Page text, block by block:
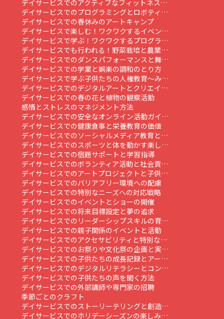
デイサービスでのアクティブなフィットネス…
デイサービスでのプログラミングとロボティ…
デイサービスでの春休みのアートキャンプ
デイサービスで楽しむ！ワクワクするイベン…
デイサービスで学ぶ！ワクワクするプログラ…
デイサービスでも行われる！野菜栽培と農業…
デイサービスでのダンスパフォーマンスと舞…
デイサービスでの学業と娯楽の調和のとり方
デイサービスで学ぶ子供たちの人権教育～み…
デイサービスでのデジタルアートとクリエイ…
デイサービスでの春の花と植物の観察活動
感情とストレスのマネジメント方法
デイサービスでの安全なオンライン活動ガイ…
デイサービスでの健康食事と栄養教育の価値
デイサービスでのソーシャルメディア教育と…
デイサービスでのスポーツと体を動かす楽し…
デイサービスでの宿題サポートと学習指導
デイサービスでのボランティア活動と社会貢…
デイサービスでのアートプロジェクトと子供…
デイサービスでのバリアフリー環境への配慮
デイサービスでの特別なニーズへの対応戦略
デイサービスでのイベントとショーの開催
デイサービスでの将来目標設定と夢の追求
デイサービスでのリーダーシップスキルの育…
デイサービスでの親子関係のイベントと活動
デイサービスでのアクセサビリティと特別な…
デイサービスでのお祭りや文化祭の企画と実…
デイサービスでの子供たちの成長記録とアー…
デイサービスでのデジタルリテラシーとコン…
デイサービスでの子供たちの声を聞く方法
デイサービスでの外部講師や専門家の招聘
季節ごとのクラフト
デイサービスでのストーリーテリングと創造…
デイサービスでのホリデーシーズンの楽しみ…